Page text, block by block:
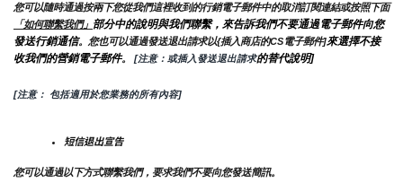
您可以隨時通過按兩下您從我們這裡收到的行銷電子郵件中的取消訂閱連結或按照下面
「如何聯繫我們」 部分中的說明與我們聯繫，來告訴我們不要通過電子郵件向您
發送行銷通信。您也可以通過發送退出請求以{插入商店的CS電子郵件]來選擇不接
收我們的營銷電子郵件。 [注意：或插入發送退出請求的替代說明]
[注意： 包括適用於您業務的所有內容]
短信退出宣告
您可以通過以下方式聯繫我們，要求我們不要向您發送簡訊。